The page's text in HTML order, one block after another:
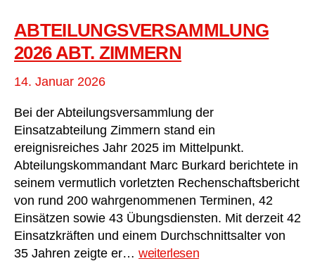
ABTEILUNGSVERSAMMLUNG
2026 ABT. ZIMMERN
14. Januar 2026
Bei der Abteilungsversammlung der
Einsatzabteilung Zimmern stand ein
ereignisreiches Jahr 2025 im Mittelpunkt.
Abteilungskommandant Marc Burkard berichtete in
seinem vermutlich vorletzten Rechenschaftsbericht
von rund 200 wahrgenommenen Terminen, 42
Einsätzen sowie 43 Übungsdiensten. Mit derzeit 42
Einsatzkräften und einem Durchschnittsalter von
35 Jahren zeigte er… Abteilungsversammlung
weiterlesen